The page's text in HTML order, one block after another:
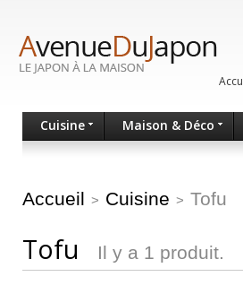
Cuisine Maison & Déco
Accueil > Cuisine > Tofu
Tofu Il y a 1 produit.